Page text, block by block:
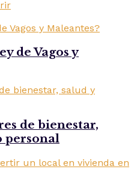
de Vagos y
de bienestar,
personal